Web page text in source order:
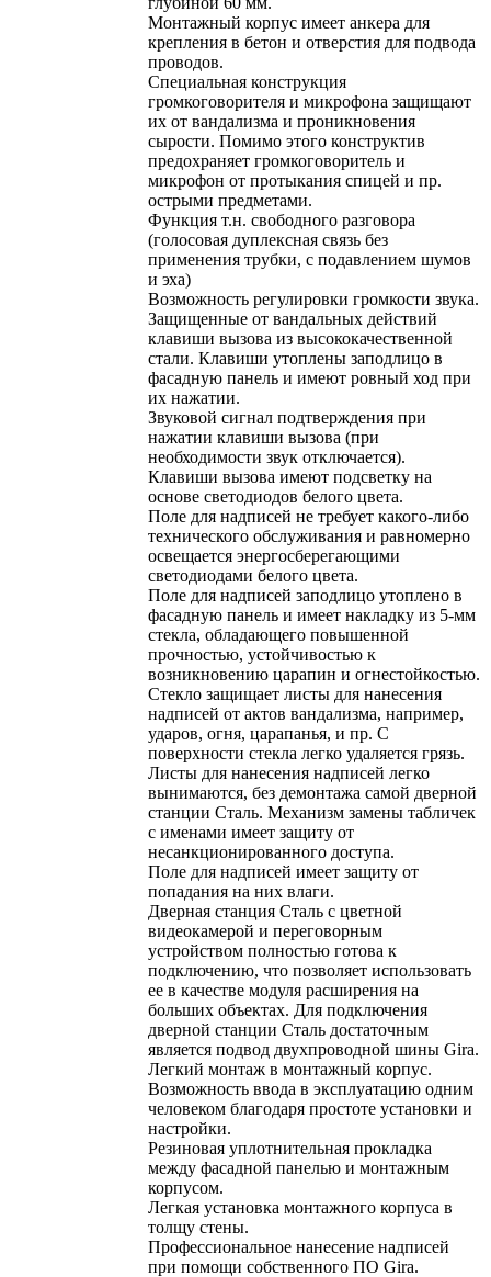
Монтажный корпус имеет анкера для
крепления в бетон и отверстия для подвода
проводов.
Специальная конструкция
громкоговорителя и микрофона защищают
их от вандализма и проникновения
сырости. Помимо этого конструктив
предохраняет громкоговоритель и
микрофон от протыкания спицей и пр.
острыми предметами.
Функция т.н. свободного разговора
(голосовая дуплексная связь без
применения трубки, с подавлением шумов
и эха)
Возможность регулировки громкости звука.
Защищенные от вандальных действий
клавиши вызова из высококачественной
стали. Клавиши утоплены заподлицо в
фасадную панель и имеют ровный ход при
их нажатии.
Звуковой сигнал подтверждения при
нажатии клавиши вызова (при
необходимости звук отключается).
Клавиши вызова имеют подсветку на
основе светодиодов белого цвета.
Поле для надписей не требует какого-либо
технического обслуживания и равномерно
освещается энергосберегающими
светодиодами белого цвета.
Поле для надписей заподлицо утоплено в
фасадную панель и имеет накладку из 5-мм
стекла, обладающего повышенной
прочностью, устойчивостью к
возникновению царапин и огнестойкостью.
Стекло защищает листы для нанесения
надписей от актов вандализма, например,
ударов, огня, царапанья, и пр. С
поверхности стекла легко удаляется грязь.
Листы для нанесения надписей легко
вынимаются, без демонтажа самой дверной
станции Сталь. Механизм замены табличек
с именами имеет защиту от
несанкционированного доступа.
Поле для надписей имеет защиту от
попадания на них влаги.
Дверная станция Сталь с цветной
видеокамерой и переговорным
устройством полностью готова к
подключению, что позволяет использовать
ее в качестве модуля расширения на
больших объектах. Для подключения
дверной станции Сталь достаточным
является подвод двухпроводной шины Gira.
Легкий монтаж в монтажный корпус.
Возможность ввода в эксплуатацию одним
человеком благодаря простоте установки и
настройки.
Резиновая уплотнительная прокладка
между фасадной панелью и монтажным
корпусом.
Легкая установка монтажного корпуса в
толщу стены.
Профессиональное нанесение надписей
при помощи собственного ПО Gira.